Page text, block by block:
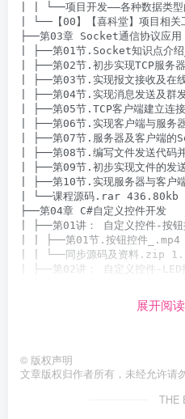
| | └──项目开发——各种数据类
| └──【00】【喜科堂】项目相
├──第03章 Socket通信协议应用
| ├──第01节.Socket知识点介
| ├──第02节.初步实现TCP服务
| ├──第03节.实现报文接收及在
| ├──第04节.实现消息发送及群
| ├──第05节.TCP客户端建立连
| ├──第06节.实现客户端与服务
| ├──第07节.服务器及客户端的
| ├──第08节.编写文件发送代码
| ├──第09节.初步实现文件的发
| ├──第10节.实现服务器与客户
| └──课程源码.rar 436.80kb
├──第04章 C#自定义控件开发
| ├──第01讲： 自定义控件-按钮
| | ├──第01节.按钮控件_.mp4
| | └──同步源码及资料.zip
| ├──第02讲： 自定义控件-LED
| | └──第02节.LED指示灯控件【
| ├──第03讲： 自定义控件-
| | └──第03节.Toggle开关【三
| ├──第04讲： 自定义控件-
| | └──同步源码及资料.zip
展开阅
© 版权声明
文章版权归作者所有，未经允许请勿
THE